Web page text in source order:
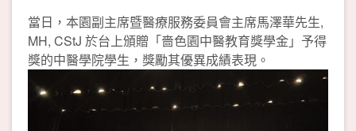
當日，本園副主席暨醫療服務委員會主席馬澤華先生,
MH, CStJ 於台上頒贈「嗇色園中醫教育獎學金」予得
獎的中醫學院學生，獎勵其優異成績表現。